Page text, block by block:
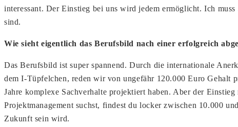
interessant. Der Einstieg bei uns wird jedem ermöglicht. Ich
sind.
Wie sieht eigentlich das Berufsbild nach einer erfolgreich
Das Berufsbild ist super spannend. Durch die internationale
dem I-Tüpfelchen, reden wir von ungefähr 120.000 Euro Gehalt
Jahre komplexe Sachverhalte projektiert haben. Aber der
Projektmanagement suchst, findest du locker zwischen 10.000
Zukunft sein wird.